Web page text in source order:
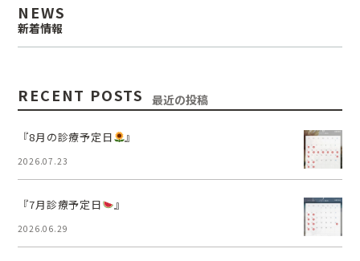
NEWS
新着情報
RECENT POSTS 最近の投稿
『8月の診療予定日 』
2026.07.23
『7月診療予定日 』
2026.06.29